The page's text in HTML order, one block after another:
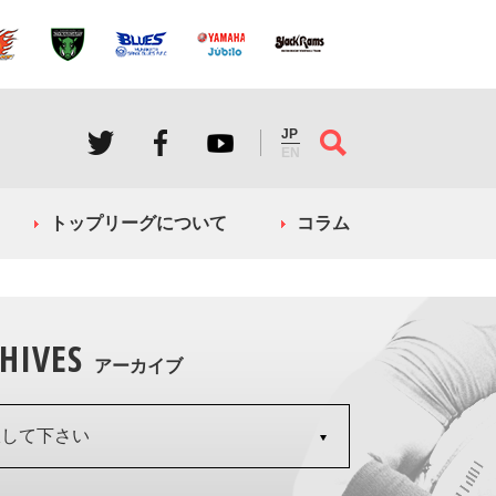
JP
EN
トップリーグについて コラム
アーカイブ
て下さい